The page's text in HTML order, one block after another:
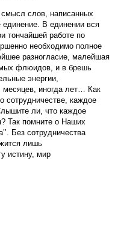
слов, написанных
В единении вся
тончайшей работе по
необходимо полное
разногласие, малейшая
флюидов, и в брешь
энергии,
месяцев, иногда лет… Как
сотрудничестве, каждое
ли, что каждое
Так помните о Наших
Без сотрудничества
лишь
истину, мир